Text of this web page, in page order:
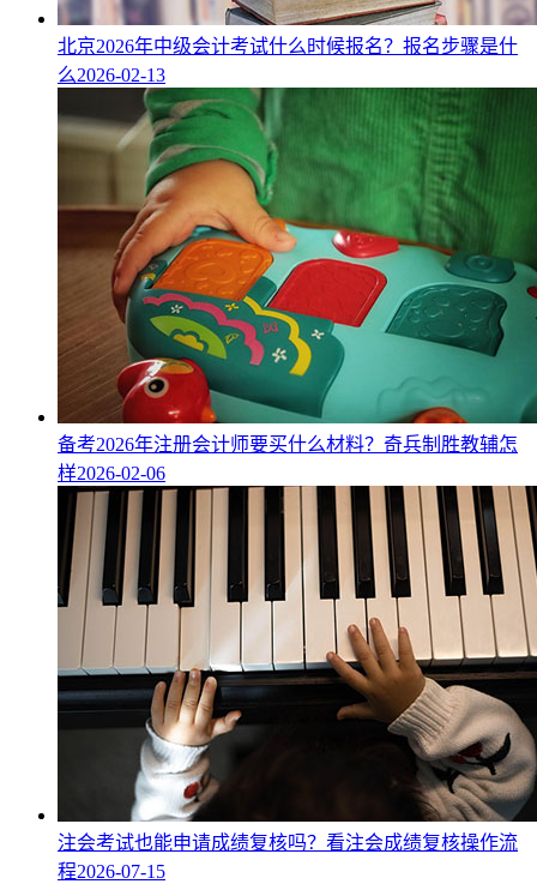
北京2026年中级会计考试什么时候报名？报名步骤是什
么2026-02-13
备考2026年注册会计师要买什么材料？奇兵制胜教辅怎
样2026-02-06
注会考试也能申请成绩复核吗？看注会成绩复核操作流
程2026-07-15